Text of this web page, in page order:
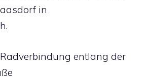
in
entlang der